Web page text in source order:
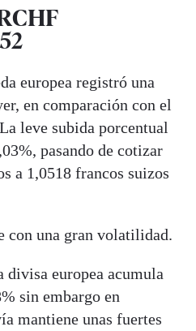
europea registró una
en comparación con el
leve subida porcentual
pasando de cotizar
a 1,0518 francos suizos
con una gran volatilidad.
europea acumula
sin embargo en
mantiene unas fuertes